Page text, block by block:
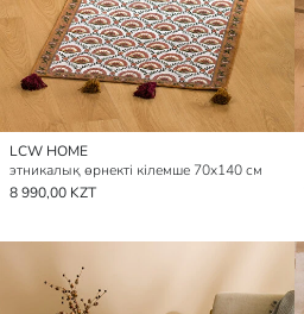
LCW HOME
этникалық өрнекті кілемше 70x140 см
8 990,00 KZT